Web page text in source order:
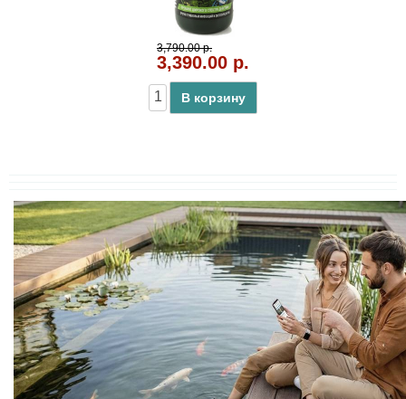
3,790.00 р.
3,390.00 р.
В корзину